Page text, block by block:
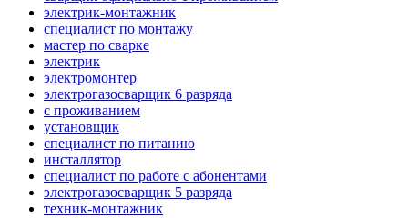
электрик-монтажник
специалист по монтажу
мастер по сварке
электрик
электромонтер
электрогазосварщик 6 разряда
с проживанием
установщик
специалист по питанию
инсталлятор
специалист по работе с абонентами
электрогазосварщик 5 разряда
техник-монтажник